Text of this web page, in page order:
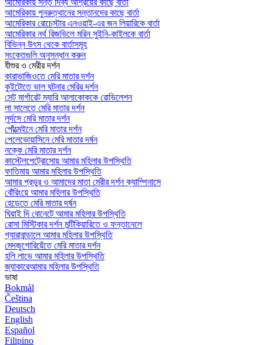
আমেরিকায় পুনরুত্থানের সন্তানদের কাছে বার্তা
আমেরিকার রোচেস্টার এনওয়াই-এর জন লিয়ারিকে বার্তা
আমেরিকার নর্থ রিজভিলে মরিন সুইনি-কাইলকে বার্তা
বিভিন্ন উৎস থেকে বার্তাসমূহ
সংকেতগুলি অনুসন্ধান করুন
যীশুর ও মেরীর দর্শন
কারাভাজিওতে মেরি মাতার দর্শন
কুইটোতে ভাল ঘটনার মেরির দর্শন
সেন্ট মার্গারেট ম্যারি আলাকোককে রোভিলেশন
লা সালেতে মেরি মাতার দর্শন
লুর্দসে মেরি মাতার দর্শন
পোঁত্মেইনে মেরি মাতার দর্শন
পেলেভোয়াসিনে মেরি মাতার দর্ষন
নক্কে মেরি মাতার দর্শন
কাস্টেলপেট্রোসোয় আমার মহিলার উপস্থিতি
ফাতিমায় আমার মহিলার উপস্থিতি
আমার প্রভুর ও আমাদের মাতা মেরীর দর্শন ক্যাম্পিনাসে
বোঁরিংয়ে আমার মহিলার উপস্থিতি
হেডেতে মেরি মাতার দর্ষন
ঘিয়াই দি বোনেটে আমার মহিলার উপস্থিতি
রোসা মিস্টিকার দর্শন মন্টিকিয়ারিতে ও ফন্তানেলে
গ্যারাবান্ডালে আমার মহিলার উপস্থিতি
মেদজুগোরিয়েঁতে মেরি মাতার দর্শন
হলি লাভে আমার মহিলার উপস্থিতি
জ্যাকারেআমার মহিলার উপস্থিতি
ভাষা
Bokmål
Čeština
Deutsch
English
Español
Filipino